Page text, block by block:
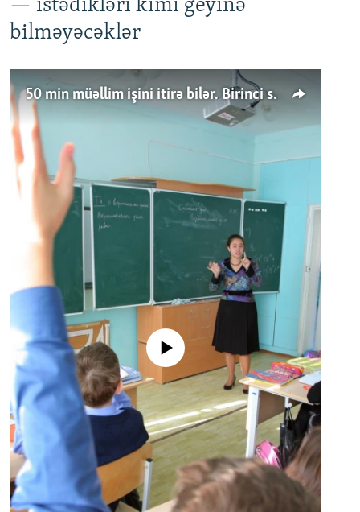
— istədikləri kimi geyinə
bilməyəcəklər
50 min müəllim işini itirə bilər. Birinci sinfə gedənlər azalır
No media source currently available